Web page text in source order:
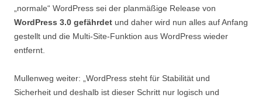
„normale“ WordPress sei der planmäßige Release von
WordPress 3.0 gefährdet und daher wird nun alles auf Anfang
gestellt und die Multi-Site-Funktion aus WordPress wieder
entfernt.
Mullenweg weiter: „WordPress steht für Stabilität und
Sicherheit und deshalb ist dieser Schritt nur logisch und